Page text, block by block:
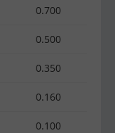
0.700
0.500
0.350
0.160
0.100